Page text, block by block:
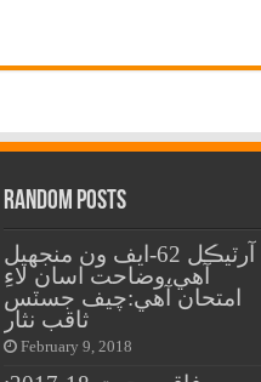
Random Posts
آرٽيڪل 62-ايف ون منجهيل
آهي،وضاحت اسان لاءِ
امتحان آهي:چيف جسٽس
ثاقب نثار
February 9, 2018